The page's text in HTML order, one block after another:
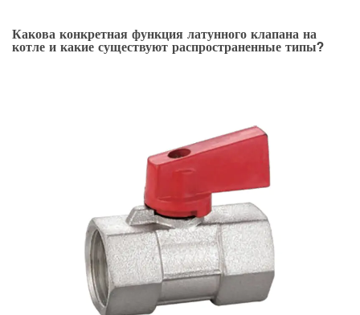
Какова конкретная функция латунного клапана на
котле и какие существуют распространенные типы?